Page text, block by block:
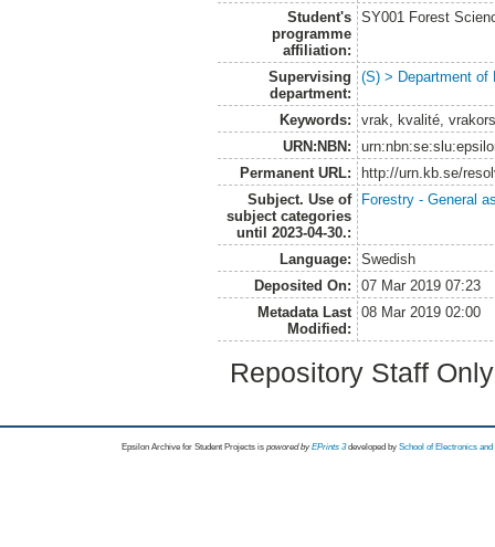
Student's
programme
affiliation:
SY001 Forest
Supervising
department:
(S) > Department of
Keywords:
vrak, kvalité,
URN:NBN:
Permanent URL:
http://urn.kb.se/
Subject. Use of
subject categories
until 2023-04-30.:
Forestry - General
Language:
Swedish
Deposited On:
07 Mar 2019 07:23
Metadata Last
Modified:
08 Mar 2019 02:00
Repository Staff
Epsilon Archive for Student Projects is powored byEPrints 3 developed by School of Electronics